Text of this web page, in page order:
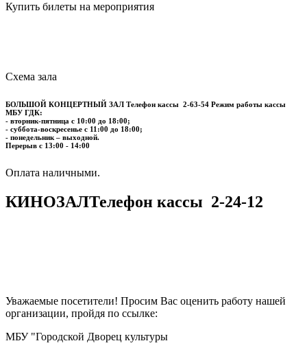
Купить билеты на мероприятия
Схема зала
БОЛЬШОЙ КОНЦЕРТНЫЙ ЗАЛ Телефон кассы 2-63-54 Режим работы кассы
МБУ ГДК:
- вторник-пятница с 10:00 до 18:00;
- суббота-воскресенье с 11:00 до 18:00;
- понедельник – выходной.
Перерыв с 13:00 - 14:00
​​​​​​​Оплата наличными.
КИНОЗАЛТелефон кассы 2-24-12
Уважаемые посетители! Просим Вас оценить работу нашей
организации, пройдя по ссылке:
МБУ "Городской Дворец культуры